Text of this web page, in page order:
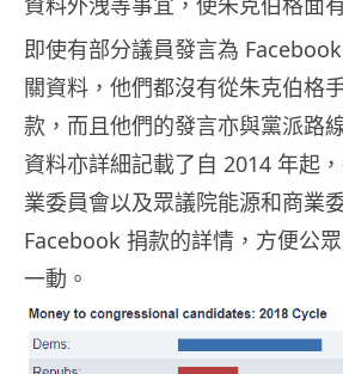
即使有部分議員發言為
關資料，他們都沒有從朱克伯格
款，而且他們的發言亦與黨派路
資料亦詳細記載了自 2014 年起
業委員會以及眾議院能源和商業
Facebook 捐款的詳情，方便公
一動。